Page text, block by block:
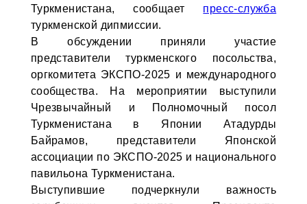
Туркменистана, сообщает пресс-служба
туркменской дипмиссии.
В обсуждении приняли участие
представители туркменского посольства,
оргкомитета ЭКСПО-2025 и международного
сообщества. На мероприятии выступили
Чрезвычайный и Полномочный посол
Туркменистана в Японии Атадурды
Байрамов, представители Японской
ассоциации по ЭКСПО-2025 и национального
павильона Туркменистана.
Выступившие подчеркнули важность